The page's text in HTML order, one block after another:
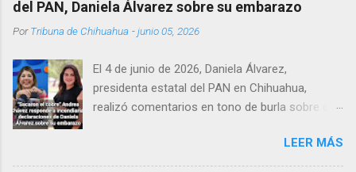
Estrada, quien se desempeñó como presidente
un médico reconocido en la región.
del PAN, Daniela Álvarez sobre su embarazo
PorTribuna de Chihuahua -junio 05, 2026
El 4 de junio de 2026, Daniela Álvarez,
presidenta estatal del PAN en Chihuahua,
realizó comentarios en tono de burla sobre el
Chávez. “acuérdense que su bebé está por
nacer”, expresó al ser cuestionada sobre si la
LEER MÁS